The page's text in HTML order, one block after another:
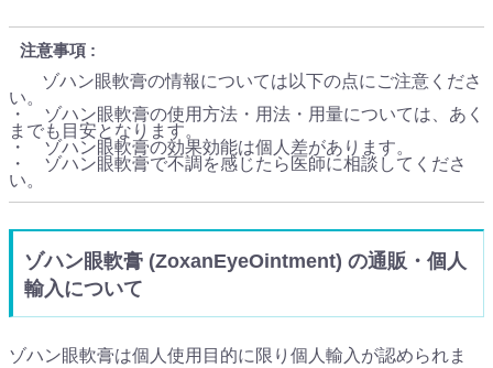
注意事項
ゾハン眼軟膏の情報については以下の点にご注意くださ
い。
・ ゾハン眼軟膏の使用方法・用法・用量については、あく
までも目安となります。
・ ゾハン眼軟膏の効果効能は個人差があります。
・ ゾハン眼軟膏で不調を感じたら医師に相談してくださ
い。
ゾハン眼軟膏 (ZoxanEyeOintment) の通販・個人
輸入について
ゾハン眼軟膏は個人使用目的に限り個人輸入が認められま